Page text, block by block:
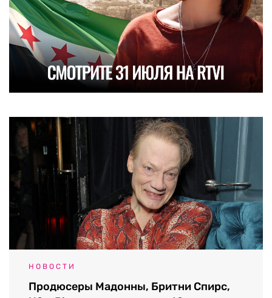
НОВОСТИ
Продюсеры Мадонны, Бритни Спирс,